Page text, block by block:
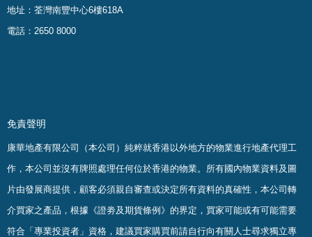
地址：荃灣南豐中心6樓618A
電話：2650 8000
免責聲明
康華地產有限公司（本公司）純粹就香港以外地方的物業進行地產代理工
作，本公司並沒有牌照處理任何位於香港的物業。 所有國內物業資料及圖
片由發展商提供，顧客必須親自審查或決定所有資料的真確性 ， 本公司轉
介買家之產品，根據《證劵及期貨條例》的界定，買家可能或有可能需要
符合「專業投資者」資格，建議買家購買前請自行向有關人士尋求獨立專